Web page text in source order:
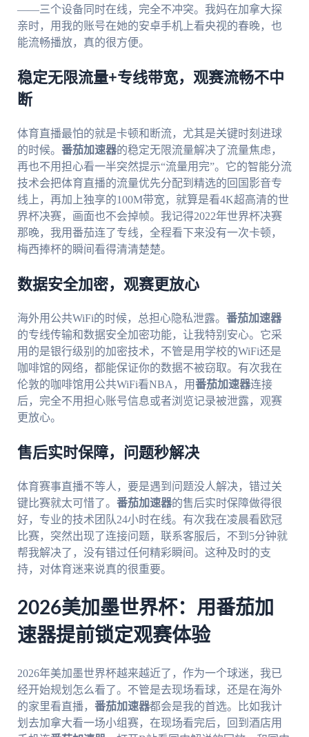
——三个设备同时在线，完全不冲突。我妈在加拿大探
亲时，用我的账号在她的安卓手机上看央视的春晚，也
能流畅播放，真的很方便。
稳定无限流量+专线带宽，观赛流畅不中
断
体育直播最怕的就是卡顿和断流，尤其是关键时刻进球
的时候。 番茄加速器的稳定无限流量解决了流量焦虑，
再也不用担心看一半突然提示“流量用完”。它的智能分流
技术会把体育直播的流量优先分配到精选的回国影音专
线上，再加上独享的100M带宽，就算是看4K超高清的世
界杯决赛，画面也不会掉帧。我记得2022年世界杯决赛
那晚，我用番茄连了专线，全程看下来没有一次卡顿，
梅西捧杯的瞬间看得清清楚楚。
数据安全加密，观赛更放心
海外用公共WiFi的时候，总担心隐私泄露。 番茄加速器
的专线传输和数据安全加密功能，让我特别安心。它采
用的是银行级别的加密技术，不管是用学校的WiFi还是
咖啡馆的网络，都能保证你的数据不被窃取。有次我在
伦敦的咖啡馆用公共WiFi看NBA，用番茄加速器连接
后，完全不用担心账号信息或者浏览记录被泄露，观赛
更放心。
售后实时保障，问题秒解决
体育赛事直播不等人，要是遇到问题没人解决，错过关
键比赛就太可惜了。 番茄加速器的售后实时保障做得很
好，专业的技术团队24小时在线。有次我在凌晨看欧冠
比赛，突然出现了连接问题，联系客服后，不到5分钟就
帮我解决了，没有错过任何精彩瞬间。这种及时的支
持，对体育迷来说真的很重要。
2026美加墨世界杯：用番茄加
速器提前锁定观赛体验
2026年美加墨世界杯越来越近了，作为一个球迷，我已
经开始规划怎么看了。不管是去现场看球，还是在海外
的家里看直播， 番茄加速器都会是我的首选。比如我计
划去加拿大看一场小组赛，在现场看完后，回到酒店用